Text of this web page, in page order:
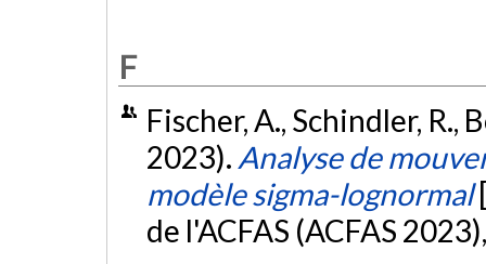
F
Fischer, A., Schindler, R.,
2023). Analyse de
modèle sigma-lognormal
de l'ACFAS (ACFAS